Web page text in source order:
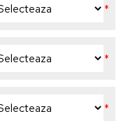
*
*
*